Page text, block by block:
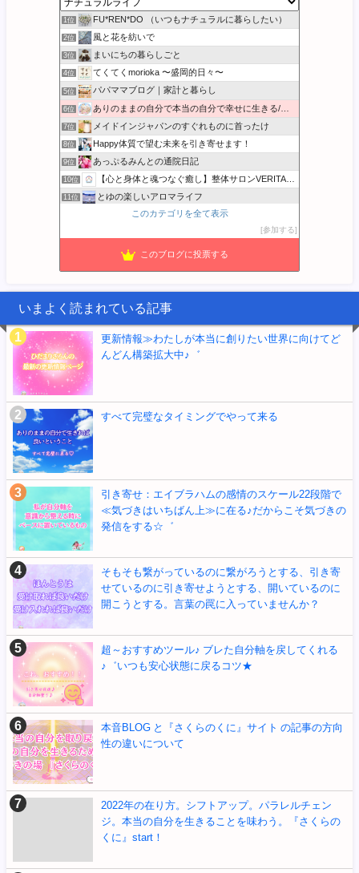
1位 FU*REN*DO （いつもナチュラルに暮らしたい）
2位 風と花を紡いで
3位 まいにちの暮らしごと
4位 てくてくmorioka 〜盛岡的日々〜
5位 パパママブログ｜家計と暮らし
6位 ありのままの自分で本当の自分で幸せに生きる/本音BLOG
7位 メイドインジャパンのすぐれものに首ったけ
8位 Happy体質で望む未来を引き寄せます！
9位 あっぷるみんとの通院日記
10位 【心と身体と魂つなぐ癒し】整体サロンVERITASのブログ
11位 とゆの楽しいアロマライフ
かまいと 家計簿書こうクラブ
心と体の土台から整え、本来の自分に還る暮らし
バンザイ田舎暮らし - キミコの空
このカテゴリを全て表示
参加する
このブログに投票する
いまよく読まれている記事
更新情報≫わたしが本当に創りたい世界に向けてど
んどん構築拡大中♪゛
すべて完璧なタイミングでやって来る
引き寄せ：エイブラハムの感情のスケール22段階で
≪気づきはいちばん上≫に在る♪だからこそ気づきの
発信をする☆゛
そもそも繋がっているのに繋がろうとする、引き寄
せているのに引き寄せようとする、開いているのに
開こうとする。言葉の罠に入っていませんか？
超～おすすめツール♪ ブレた自分軸を戻してくれる
♪゛いつも安心状態に戻るコツ★
本音BLOG と『さくらのくに』サイト の記事の方向
性の違いについて
2022年の在り方。シフトアップ。パラレルチェン
ジ。本当の自分を生きることを味わう。『さくらの
くに』start！